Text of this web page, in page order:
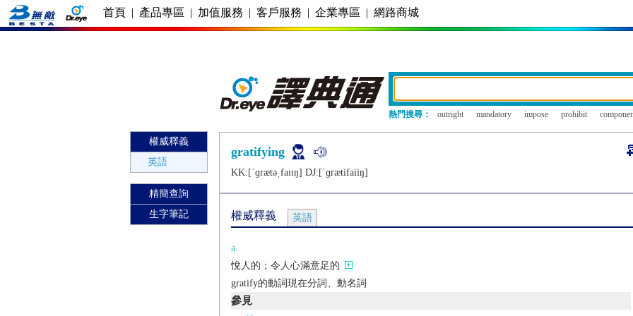
首頁 | 產品專區 | 加值服務 | 客戶服務 | 企業專區 | 網路商城
熱門搜尋： outright mandatory impose prohibit
權威釋義
英語
精簡查詢
生字筆記
gratifying
KK:[ˈɡrætǝˌfaɪɪŋ] DJ:[ˈɡrætifaiiŋ]
權威釋義 英語
a.
悅人的；令人心滿意足的
gratify的動詞現在分詞、動名詞
參見